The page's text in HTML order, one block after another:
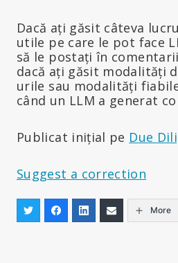
Dacă ați găsit câteva
utile pe care le pot face
să le postați în
dacă ați găsit modalități
urile sau modalități
când un LLM a generat
Publicat inițial pe Due
Suggest a correction
More